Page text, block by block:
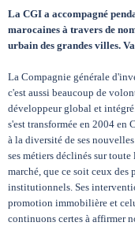
La CGI a accompagné
marocaines à travers de
urbain des grandes villes.
La Compagnie générale
c'est aussi beaucoup de
développeur global et
s'est transformée en 2004 en
à la diversité de ses
ses métiers déclinés sur
marché, que ce soit ceux des
institutionnels. Ses
promotion immobilière et
continuons certes à affirmer